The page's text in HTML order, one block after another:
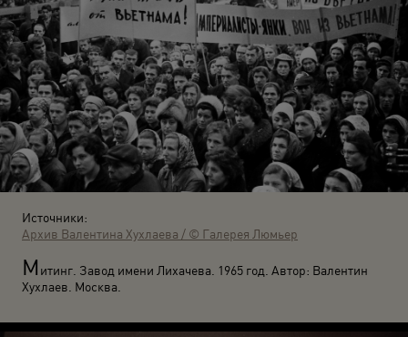
Источники:
Архив Валентина Хухлаева / © Галерея Люмьер
М итинг. Завод имени Лихачева. 1965 год. Автор: Валентин
Хухлаев. Москва.